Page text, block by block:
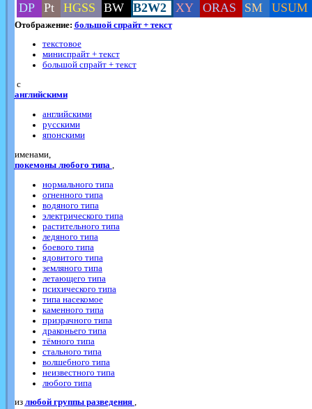
DP Pt HGSS BW B2W2 XY ORAS SM USUM
Отображение: большой спрайт + текст
текстовое
миниспрайт + текст
большой спрайт + текст
с
английскими
английскими
русскими
японскими
именами,
покемоны любого типа
нормального типа
огненного типа
водяного типа
электрического типа
растительного типа
ледяного типа
боевого типа
ядовитого типа
земляного типа
летающего типа
психического типа
типа насекомое
каменного типа
призрачного типа
драконьего типа
тёмного типа
стального типа
волшебного типа
неизвестного типа
любого типа
из любой группы разведения ,